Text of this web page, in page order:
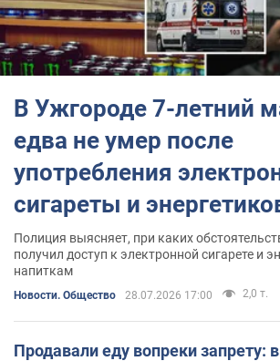
В Ужгороде 7-летний
едва не умер после
употребления
сигареты и
подробности
Полиция выясняет, при каких
получил доступ к электронной сигарете и
напиткам
Новости. Общество 28.07.2026 17:00 2,0 т.
Продавали еду вопреки запрету: